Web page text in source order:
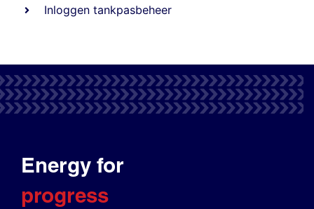
Inloggen tankpasbeheer
Energy for
progress